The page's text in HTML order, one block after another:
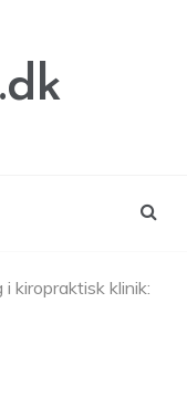
i kiropraktisk klinik: